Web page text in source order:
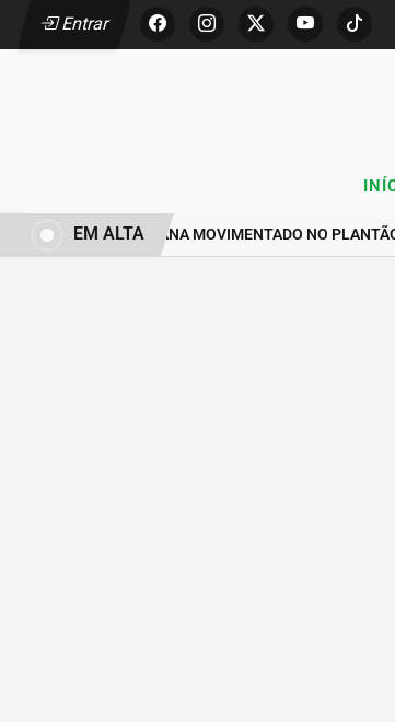
Entrar
FIM DE SEMANA MOVIMENTADO NO
EM ALTA